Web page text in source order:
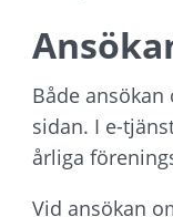
Både
sidan. I e-
årliga
Vid ansökan